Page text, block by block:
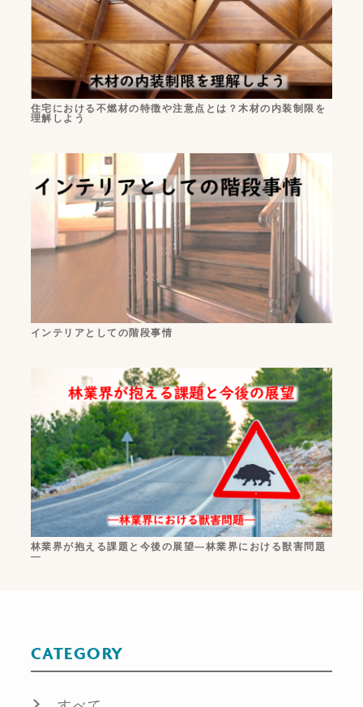
住宅における不燃材の特徴や注意点とは？木材の内装制限を
理解しよう
インテリアとしての階段事情
林業界が抱える課題と今後の展望―林業界における獣害問題
―
CATEGORY